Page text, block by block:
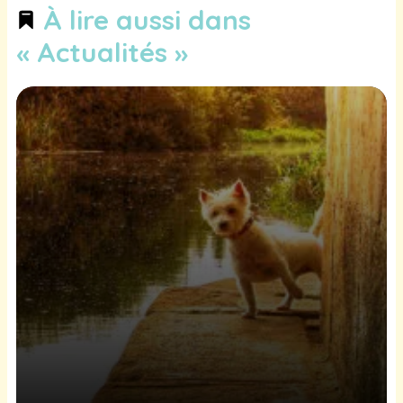
À lire aussi dans
« Actualités »